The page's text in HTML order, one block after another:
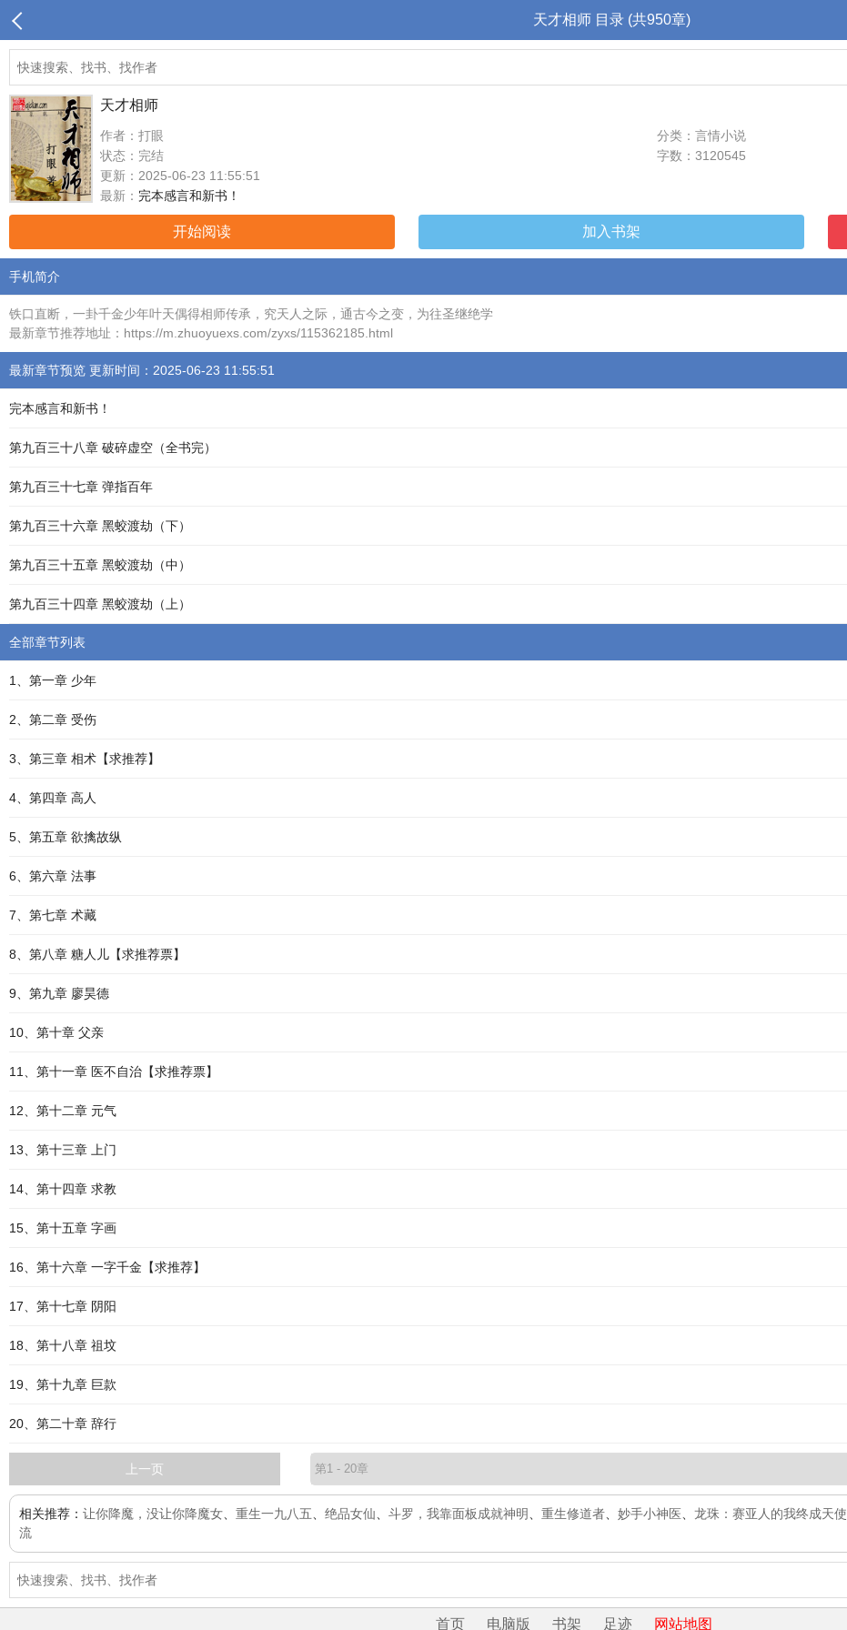
天才相师 目录 (共950章)
天才相师
作者：打眼
分类：言情小说
状态：完结
字数：3120545
更新：2025-06-23 11:55:51
最新： 完本感言和新书！
开始阅读 加入书架
手机简介
铁口直断，一卦千金少年叶天偶得相师传承，究天人之际，通古今之变，为往圣继绝学
最新章节推荐地址：https://m.zhuoyuexs.com/zyxs/115362185.html
最新章节预览 更新时间：2025-06-23 11:55:51
完本感言和新书！
第九百三十八章 破碎虚空（全书完）
第九百三十七章 弹指百年
第九百三十六章 黑蛟渡劫（下）
第九百三十五章 黑蛟渡劫（中）
第九百三十四章 黑蛟渡劫（上）
全部章节列表
1、第一章 少年
2、第二章 受伤
3、第三章 相术【求推荐】
4、第四章 高人
5、第五章 欲擒故纵
6、第六章 法事
7、第七章 术藏
8、第八章 糖人儿【求推荐票】
9、第九章 廖昊德
10、第十章 父亲
11、第十一章 医不自治【求推荐票】
12、第十二章 元气
13、第十三章 上门
14、第十四章 求教
15、第十五章 字画
16、第十六章 一字千金【求推荐】
17、第十七章 阴阳
18、第十八章 祖坟
19、第十九章 巨款
20、第二十章 辞行
上一页
相关推荐： 让你降魔，没让你降魔女 重生一九八五 绝品女仙 斗罗，我靠面板成就神明 重生修道者 妙手小神医 龙珠：赛亚人的我终成天使
流
首页 电脑版 书架 足迹 网站地图